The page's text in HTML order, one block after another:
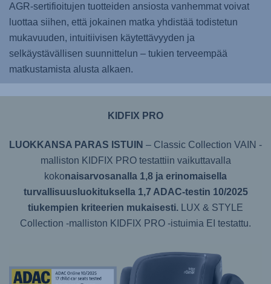
AGR-sertifioitujen tuotteiden ansiosta vanhemmat voivat
luottaa siihen, että jokainen matka yhdistää todistetun
mukavuuden, intuitiivisen käytettävyyden ja
selkäystävällisen suunnittelun – tukien terveempää
matkustamista alusta alkaen.
KIDFIX PRO
LUOKKANSA PARAS ISTUIN – Classic Collection VAIN -
malliston KIDFIX PRO testattiin vaikuttavalla
kokonaisarvosanalla 1,8 ja erinomaisella
turvallisuusluokituksella 1,7 ADAC-testin 10/2025
tiukempien kriteerien mukaisesti. LUX & STYLE
Collection -malliston KIDFIX PRO -istuimia EI testattu.